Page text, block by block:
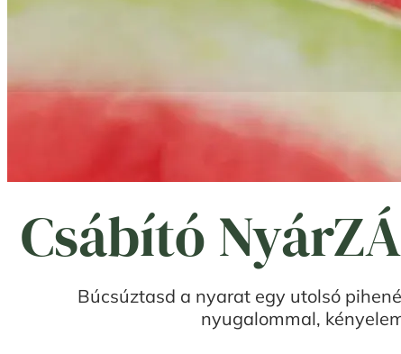
Ajánlatok Csábító NyárZÁRÓ
Csábító
Búcsúztasd a nyarat egy utolsó
nyugalommal,